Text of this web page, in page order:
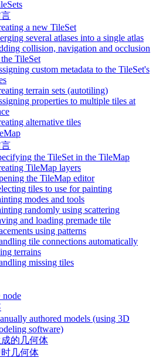
a new TileSet
several atlases into a single atlas
collision, navigation and occlusion
TileSet
custom metadata to the TileSet's
terrain sets (autotiling)
properties to multiple tiles at
alternative tiles
the TileSet in the TileMap
TileMap layers
the TileMap editor
tiles to use for painting
modes and tools
randomly using scattering
and loading premade tile
using patterns
tile connections automatically
terrains
missing tiles
node
authored models (using 3D
software)
的几何体
时几何体